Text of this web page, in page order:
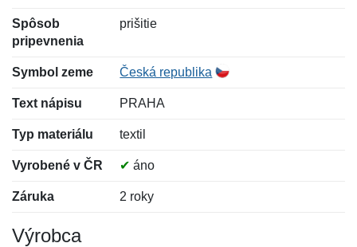
Spôsob
pripevnenia
prišitie
Symbol zeme Česká republika
Text nápisu PRAHA
Typ materiálu textil
Vyrobené v ČR ✔ áno
Záruka 2 roky
Výrobca